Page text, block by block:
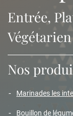
Entrée,
Végétarien
Nos
marinades les
bouillon de